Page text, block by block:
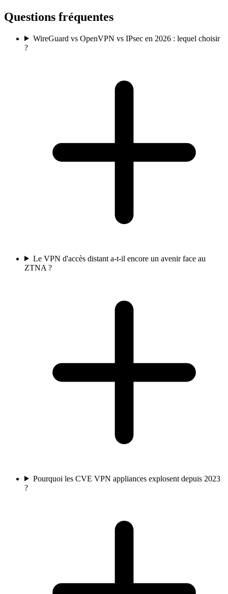
Questions fréquentes
WireGuard vs OpenVPN vs IPsec en 2026 : lequel choisir
?
Le VPN d'accès distant a-t-il encore un avenir face au
ZTNA ?
Pourquoi les CVE VPN appliances explosent depuis 2023
?